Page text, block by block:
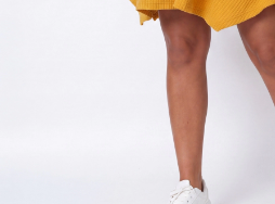
Pulls
En ligne avec les courbes des